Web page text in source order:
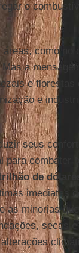
o
áreas, como no
a
e florestas
e
seus
para combater
de dólares
imediatas
as minorias que
secas